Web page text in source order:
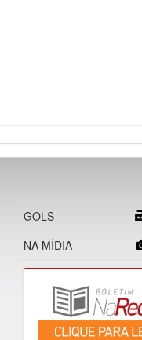
GOLS
NA MÍDIA